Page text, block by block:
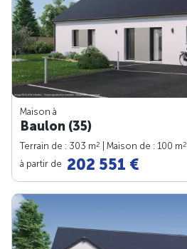
Maison à
Baulon (35)
Terrain de : 303 m2 | Maison de : 100 m2
à partir de 202 551 €